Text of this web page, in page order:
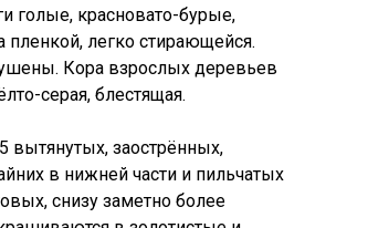
голые, красновато-бурые,
легко стирающейся.
Кора взрослых деревьев
серая, блестящая.
вытянутых, заострённых,
в нижней части и пильчатых
снизу заметно более